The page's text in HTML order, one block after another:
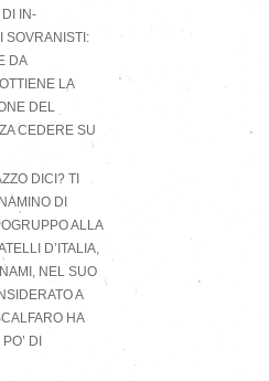
DI IN-
SOVRANISTI:
DA
LA
DEL
CEDERE SU
DICI? TI
DI
ALLA
D’ITALIA,
NEL SUO
A
HA
DI